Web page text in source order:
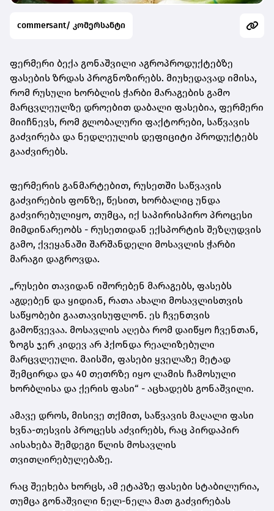
commersant/ კომერსანტი
ფერმერი ბექა გონაშვილი აგროპროდუქტებზე
ფასების ზრდას პროგნოზირებს. მიუხედავად იმისა,
რომ რუსული ხორბლის ჭარბი მარაგების გამო
მარცვლეულზე დროებით დაბალი ფასებია, ფერმერი
მიიჩნევს, რომ გლობალური ფაქტორები, საწვავის
გაძვირება და ნედლეულის დეფიციტი პროდუქტებს
გააძვირებს.
ფერმერის განმარტებით, რუსეთში საწვავის
გაძვირების ფონზე, წესით, ხორბალიც უნდა
გაძვირებულიყო, თუმცა, იქ საპირისპირო პროცესი
მიმდინარეობს - რუსეთიდან ექსპორტის შეზღუდვის
გამო, ქვეყანაში შარშანდელი მოსავლის ჭარბი
მარაგი დაგროვდა.
„რუსები თავიდან იშორებენ მარაგებს, ფასებს
აგდებენ და ყიდიან, რათა ახალი მოსავლისთვის
საწყობები გაათავისუფლონ. ეს ჩვენთვის
გამოწვევაა. მოსავლის აღება რომ დაიწყო ჩვენთან,
ზოგს ჯერ კიდევ არ ჰქონდა რეალიზებული
მარცვლეული. მაისში, ფასები ყველაზე მეტად
შემცირდა და 40 თეთრზე იყო ლამის ჩამოსული
ხორბლისა და ქერის ფასი“ - აცხადებს გონაშვილი.
ამავე დროს, მისივე თქმით, საწვავის მაღალი ფასი
ხვნა-თესვის პროცესს აძვირებს, რაც პირდაპირ
აისახება შემდეგი წლის მოსავლის
თვითღირებულებაზე.
რაც შეეხება ხორცს, ამ ეტაპზე ფასები სტაბილურია,
თუმცა გონაშვილი ნელ-ნელა მათ გაძვირებას